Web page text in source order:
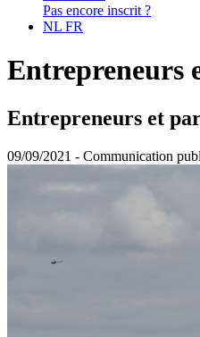
Pas encore inscrit ?
NL FR
Entrepreneurs
Entrepreneurs et
09/09/2021 - Communication